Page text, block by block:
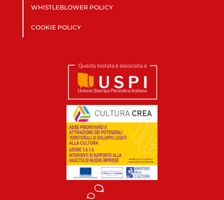
WHISTLEBLOWER POLICY
COOKIE POLICY